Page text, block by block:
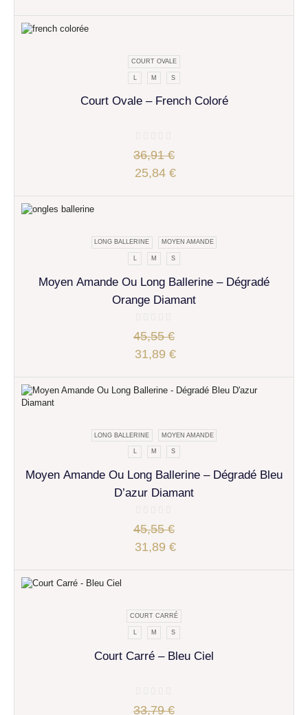
COURT OVALE
M S
Court Ovale – French Coloré
36,91€
25,84 €
LONG BALLERINE MOYEN AMANDE
L M S
Moyen Amande Ou Long Ballerine – Dégradé
Orange Diamant
45,55€
31,89 €
LONG BALLERINE MOYEN AMANDE
L M S
Moyen Amande Ou Long Ballerine – Dégradé Bleu
D’azur Diamant
45,55€
31,89 €
COURT CARRÉ
M S
Court Carré – Bleu Ciel
33,79€